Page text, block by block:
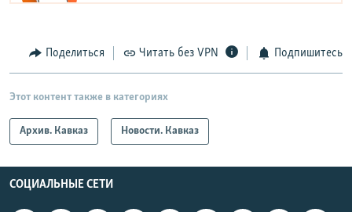
Поделиться Читать без VPN Подпишитесь
Этот контент также в категориях
Архив. Кавказ Новости. Кавказ
СОЦИАЛЬНЫЕ СЕТИ